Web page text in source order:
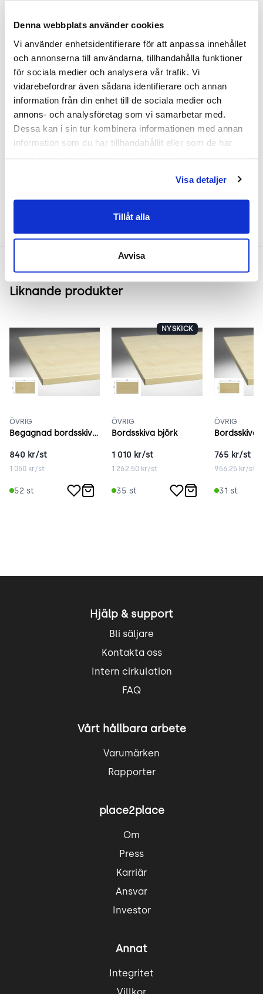
Denna webbplats använder cookies
Vi använder enhetsidentifierare för att anpassa innehållet
och annonserna till användarna, tillhandahålla funktioner
för sociala medier och analysera vår trafik. Vi
vidarebefordrar även sådana identifierare och annan
information från din enhet till de sociala medier och
annons- och analysföretag som vi samarbetar med.
Dessa kan i sin tur kombinera informationen med annan
information som du har tillhandahållit eller som de har
Visa detaljer
Tillåt alla
Avvisa
.
Arbetsbord – vad behöver man tänka på? Läs vår
guidehär!
>Har du frågor om produkten? Kontakta
kundservice via Chat eller 010 – 750 09 40
Liknande produkter
ÖVRIG
Begagnad bordsskiva 140x80 cm björk
840 kr/st
1 050 kr/st
52 st
NYSKICK
ÖVRIG
Bordsskiva björk
1 010 kr/st
1 262.50 kr/st
35 st
ÖVRIG
765 kr/st
956.25kr/st
31 st
Hjälp & support
Bli säljare
Kontakta oss
Intern cirkulation
FAQ
Vårt hållbara arbete
Varumärken
Rapporter
place2place
Om
Press
Karriär
Ansvar
Investor
Annat
Integritet